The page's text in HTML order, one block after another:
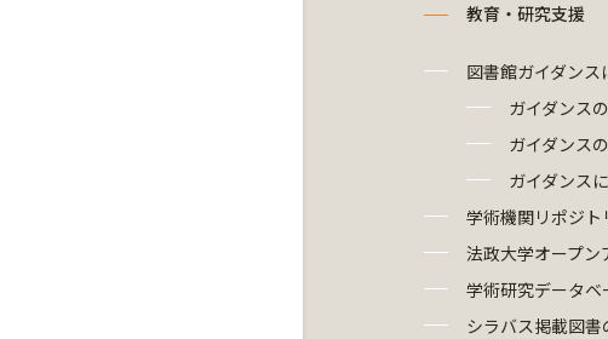
教育・研究支援
図書館ガイダンス
ガイダンス
ガイダンス
ガイダンス
学術機関リポジト
法政大学オープン
学術研究データベ
シラバス掲載図